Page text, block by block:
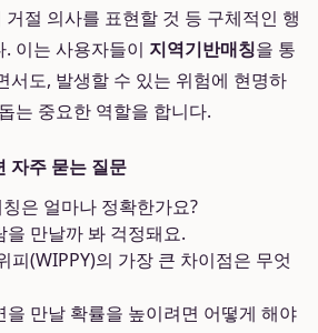
절 의사를 표현할 것 등 구체적인 행
이는 사용자들이 지역기반매칭을 통
서도, 발생할 수 있는 위험에 현명하
는 중요한 역할을 합니다.
자주 묻는 질문
은 얼마나 정확한가요?
만날까 봐 걱정돼요.
피(WIPPY)의 가장 큰 차이점은 무엇
을 만날 확률을 높이려면 어떻게 해야